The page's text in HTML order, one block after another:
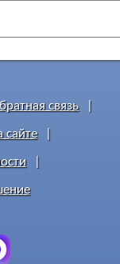
связь
сайте